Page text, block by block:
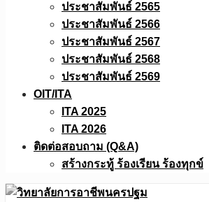
ประชาสัมพันธ์ 2565
ประชาสัมพันธ์ 2566
ประชาสัมพันธ์ 2567
ประชาสัมพันธ์ 2568
ประชาสัมพันธ์ 2569
OIT/ITA
ITA 2025
ITA 2026
ติดต่อสอบถาม (Q&A)
สร้างกระทู้ ร้องเรียน ร้องทุกข์